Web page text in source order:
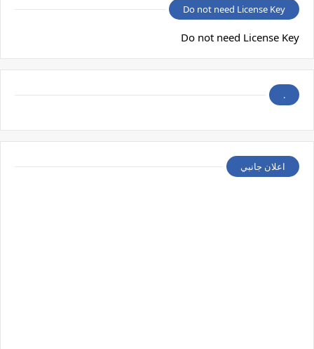
Do not need License Key
Do not need License Key
.
اعلان جانبي